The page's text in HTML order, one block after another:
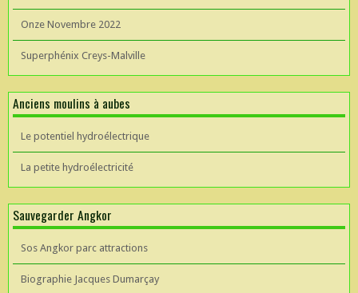
Onze Novembre 2022
Superphénix Creys-Malville
Anciens moulins à aubes
Le potentiel hydroélectrique
La petite hydroélectricité
Sauvegarder Angkor
Sos Angkor parc attractions
Biographie Jacques Dumarçay